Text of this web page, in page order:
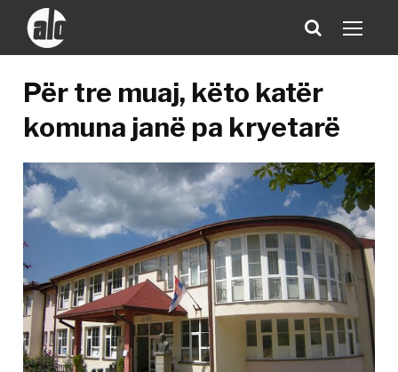
Për tre muaj, këto katër
komuna janë pa kryetarë